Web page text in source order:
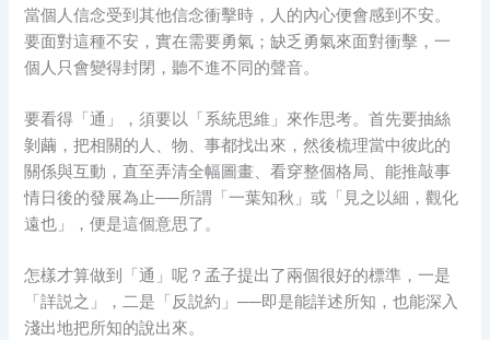
當個人信念受到其他信念衝擊時，人的內心便會感到不安。
要面對這種不安，實在需要勇氣；缺乏勇氣來面對衝擊，一
個人只會變得封閉，聽不進不同的聲音。
要看得「通」，須要以「系統思維」來作思考。首先要抽絲
剝繭，把相關的人、物、事都找出來，然後梳理當中彼此的
關係與互動，直至弄清全幅圖畫、看穿整個格局、能推敲事
情日後的發展為止──所謂「一葉知秋」或「見之以細，觀化
遠也」，便是這個意思了。
怎樣才算做到「通」呢？孟子提出了兩個很好的標準，一是
「詳説之」，二是「反説約」──即是能詳述所知，也能深入
淺出地把所知的說出來。